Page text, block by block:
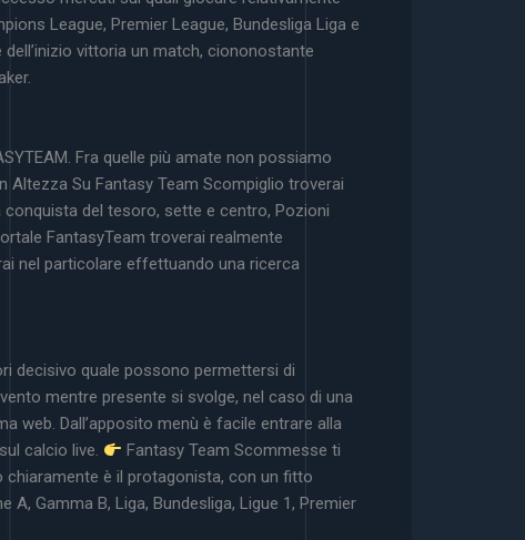
League, Premier League, Bundesliga Liga e
vittoria un match, ciononostante
Fra quelle più amate non possiamo
Altezza Su Fantasy Team Scompiglio troverai
conquista del tesoro, sette e centro, Pozioni
FantasyTeam troverai realmente
nel particolare effettuando una ricerca
decisivo quale possono permettersi di
mentre presente si svolge, nel caso di una
web. Dall’apposito menù è facile entrare alla
calcio live.
Fantasy Team Scommesse ti
è il protagonista, con un fitto
Gamma B, Liga, Bundesliga, Ligue 1, Premier